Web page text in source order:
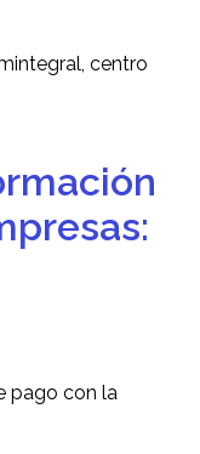
centro
pago con la